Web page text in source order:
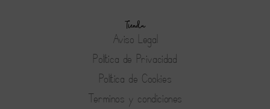
Tienda
Aviso Legal
Política de Privacidad
Política de Cookies
Terminos y condiciones